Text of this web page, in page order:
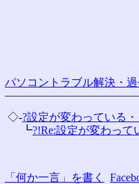
パソコントラブル解決・
◇-?設定が変わっている・
┗?!Re:設定が変わって
「何か一言」を書く